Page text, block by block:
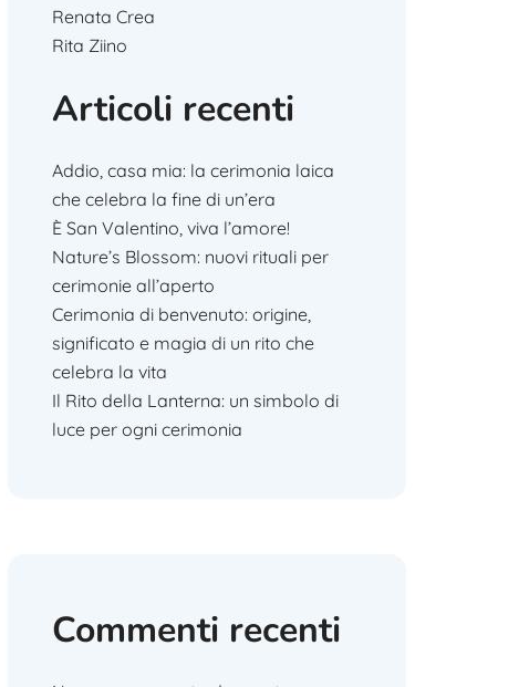
Renata Crea
Rita Ziino
Articoli recenti
Addio, casa mia: la cerimonia laica
che celebra la fine di un’era
È San Valentino, viva l’amore!
Nature’s Blossom: nuovi rituali per
cerimonie all’aperto
Cerimonia di benvenuto: origine,
significato e magia di un rito che
celebra la vita
Il Rito della Lanterna: un simbolo di
luce per ogni cerimonia
Commenti recenti